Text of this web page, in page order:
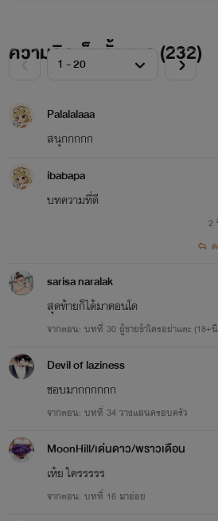
“โอ มาย กอตตตตตตตตตตตตตต”
เรื่องราวสนุกๆในกรุ๊ป D จะเป็นอ
อย่าลืมคอมเม้น กดLike กดแชร์เป็นก
แจ้งการอัพนิยายเรื่อ
ไรท์จะอัพตามเวลาที่ไรท์ว่างนะคะ บ
บางวันว่างหน่อยก็จะมา 2-3 ตอน บา
5.Professional Se x [B]เกมส์ [X] ออนไลน์
6.Professional Se x [C]เกมส์ [X] ออนไลน์
9.Professional Se x [F]เกมส์ [X] ออนไลน์
10.Love Boy เต๊าะนัก...รักให้เข็ด
Professional Sex (Special Game)................เก
ความคิดเห็นทั้งหมด (232)
Palalalaaa
สนุกกกกก
ibabapa
บทความที่ดี
2
sarisa naralak
สุดท้ายก็ได้มาคอนโด
จากตอน: บทที่ 30 ผู้ชายข้าใครอย่าแตะ (18+
Devil of laziness
ชอบมากกกกกก
จากตอน: บทที่ 34 วางแผนครอบครัว
MoonHill/เด่นดาว/พราวเดือน
เห้ย ใครรรรร
จากตอน: บทที่ 16 มาอ่อย